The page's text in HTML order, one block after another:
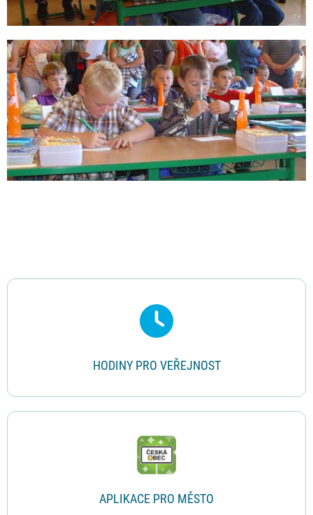
Rychlé odkazy
HODINY PRO VEŘEJNOST
APLIKACE PRO MĚSTO